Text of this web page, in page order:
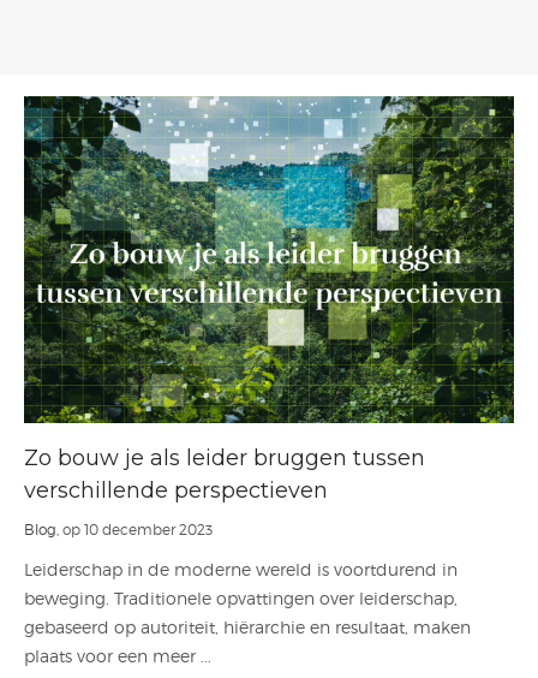
Contact
Zo bouw je als leider bruggen tussen
verschillende perspectieven
Blog , op 10 december 2023
Leiderschap in de moderne wereld is voortdurend in
beweging. Traditionele opvattingen over leiderschap,
gebaseerd op autoriteit, hiërarchie en resultaat, maken
plaats voor een meer ...